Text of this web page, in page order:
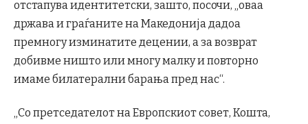
отстапува идентитетски, зашто, посочи, „оваа
држава и граѓаните на Македонија дадоа
премногу изминатите децении, а за возврат
добивме ништо или многу малку и повторно
имаме билатерални барања пред нас“.
„Со претседателот на Европскиот совет, Кошта,